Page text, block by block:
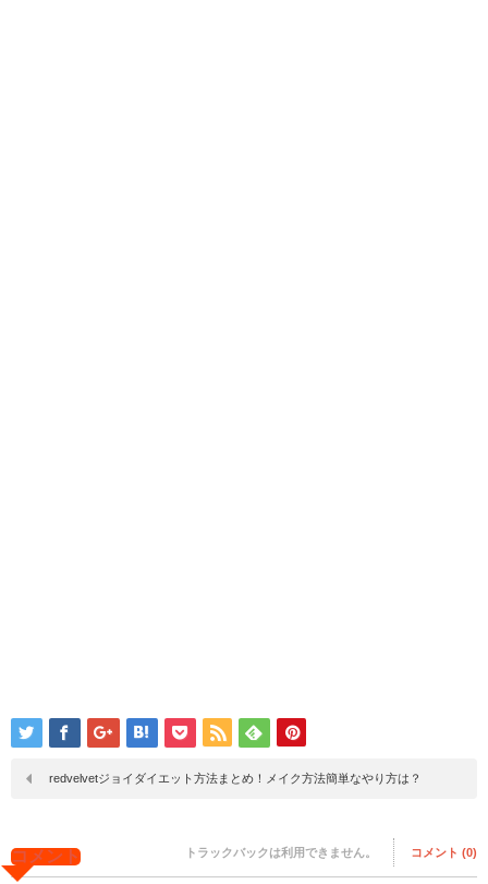
redvelvetジョイダイエット方法まとめ！メイク方法簡単なやり方は？
コメント トラックバックは利用できません。 コメント (0)